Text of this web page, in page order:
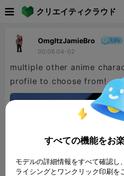
クリエイティクラウド
OmgItzJamieBro
00:06 04-02
multiple other anime
profile to choose from!
すべての機能をお
モデルの詳細情報をすべて確認し
ライシングとワンクリック印刷を